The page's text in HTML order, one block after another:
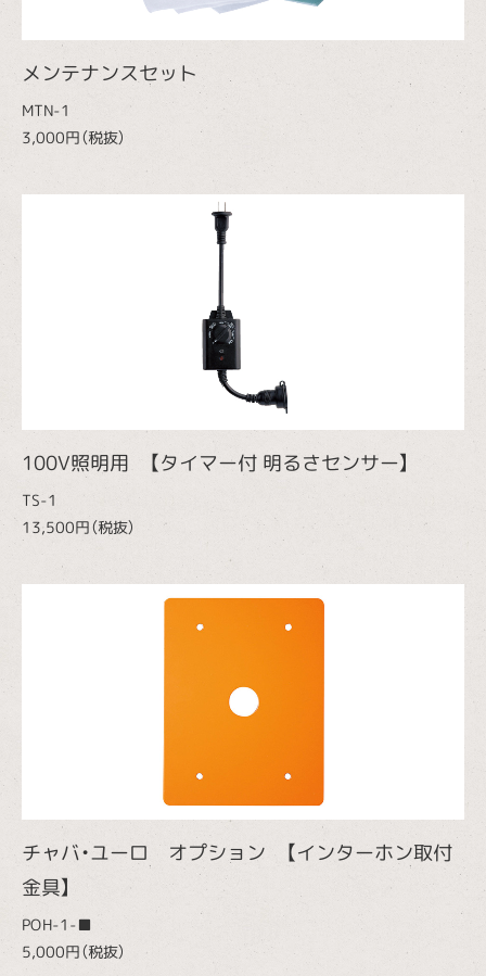
メンテナンスセット
MTN-1
3,000円（税抜）
100V照明用 【タイマー付 明るさセンサー】
TS-1
13,500円（税抜）
チャバ・ユーロ オプション 【インターホン取付
金具】
POH-1-■
5,000円（税抜）